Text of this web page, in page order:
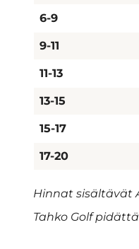
6-9
9-11
11-13
13-15
15-17
17-20
Hinnat sisältävät
Tahko Golf